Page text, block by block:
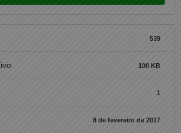
539
100 KB
1
8 de fevereiro de 2017